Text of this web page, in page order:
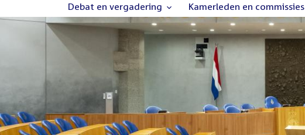
Debat en vergadering Kamerleden en commissies